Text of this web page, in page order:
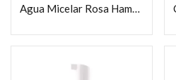
Agua Micelar Rosa Hamamelis 120ml